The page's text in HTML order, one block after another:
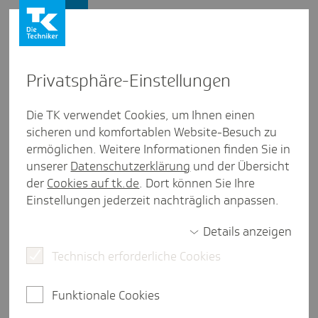
Stef­fens: Verbind­liche Erstein­
schät­zung ist entschei­dend
Pres­se­mit­tei­lung aus Nord­rhein-West­falen
Presse und Politik Ambulante Versorgung
Die Leiterin der
Landesvertretung der Techniker Krankenkasse (TK)
begrüßt die Eckpunkte von NRW-
Privat­sphäre-Einstel­lungen
Die TK verwendet Cookies, um Ihnen einen
sicheren und komfortablen Website-Besuch zu
ermöglichen. Weitere Informationen finden Sie in
unserer Datenschutzerklärung und der Übersicht
der Cookies auf tk.de. Dort können Sie Ihre
Einstellungen jederzeit nachträglich anpassen.
Details anzeigen
Technisch erforderliche Cookies
Funktionale Cookies